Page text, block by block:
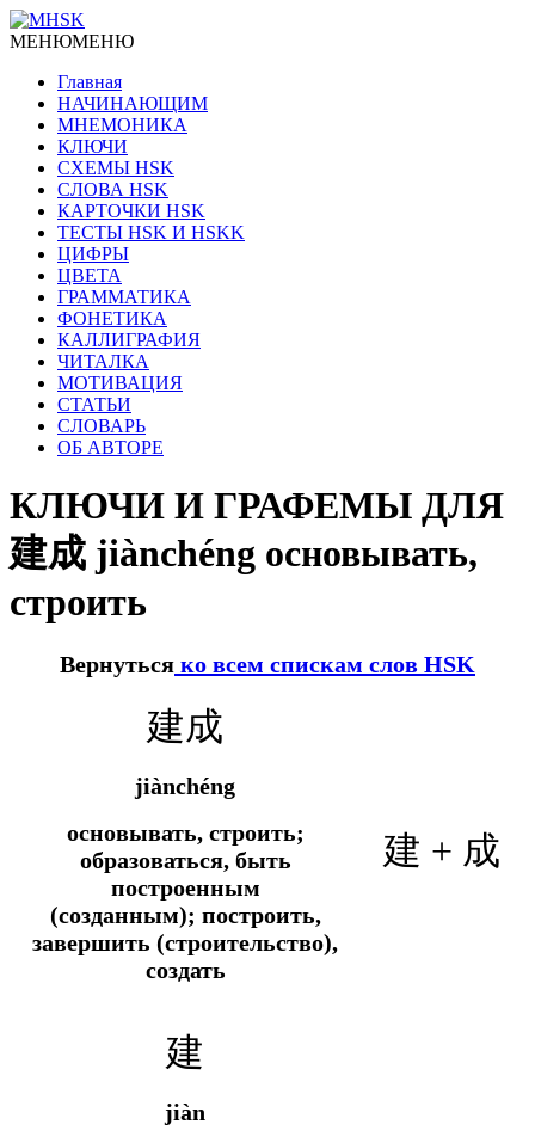
МЕНЮМЕНЮ
Главная
НАЧИНАЮЩИМ
МНЕМОНИКА
КЛЮЧИ
СХЕМЫ HSK
СЛОВА HSK
КАРТОЧКИ HSK
ТЕСТЫ HSK И HSKK
ЦИФРЫ
ЦВЕТА
ГРАММАТИКА
ФОНЕТИКА
КАЛЛИГРАФИЯ
ЧИТАЛКА
МОТИВАЦИЯ
СТАТЬИ
СЛОВАРЬ
ОБ АВТОРЕ
КЛЮЧИ И ГРАФЕМЫ ДЛЯ
建成 jiànchéng основывать,
строить
Вернуться ко всем спискам слов HSK
建成
jiànchéng
основывать, строить;
образоваться, быть
построенным
(созданным); построить,
завершить (строительство),
создать
建 + 成
建
jiàn